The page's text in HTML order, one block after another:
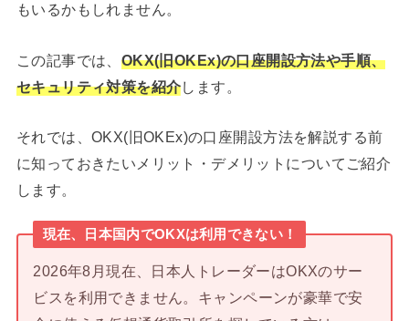
もいるかもしれません。
この記事では、 OKX(旧OKEx)の口座開設方法や手順、
セキュリティ対策を紹介します。
それでは、OKX(旧OKEx)の口座開設方法を解説する前
に知っておきたいメリット・デメリットについてご紹介
します。
現在、日本国内でOKXは利用できない！
2026年8月現在、日本人トレーダーはOKXのサー
ビスを利用できません。キャンペーンが豪華で安